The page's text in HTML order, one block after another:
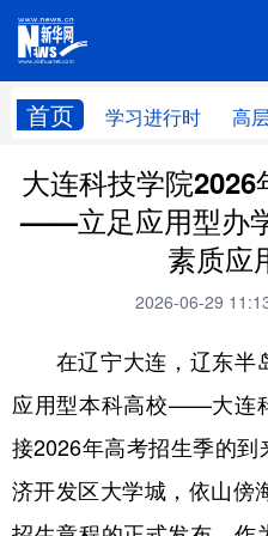
首页 学习进行时 高
网
学习进行时 高层
国际 财经
思客智库
书画
法律 中央文件
大连科技学院
——立足应用型办
素质应
2026-06-29
在辽宁大连，辽东半
应用型本科高校——大连
接2026年高考招生季的
济开发区大学城，依山傍